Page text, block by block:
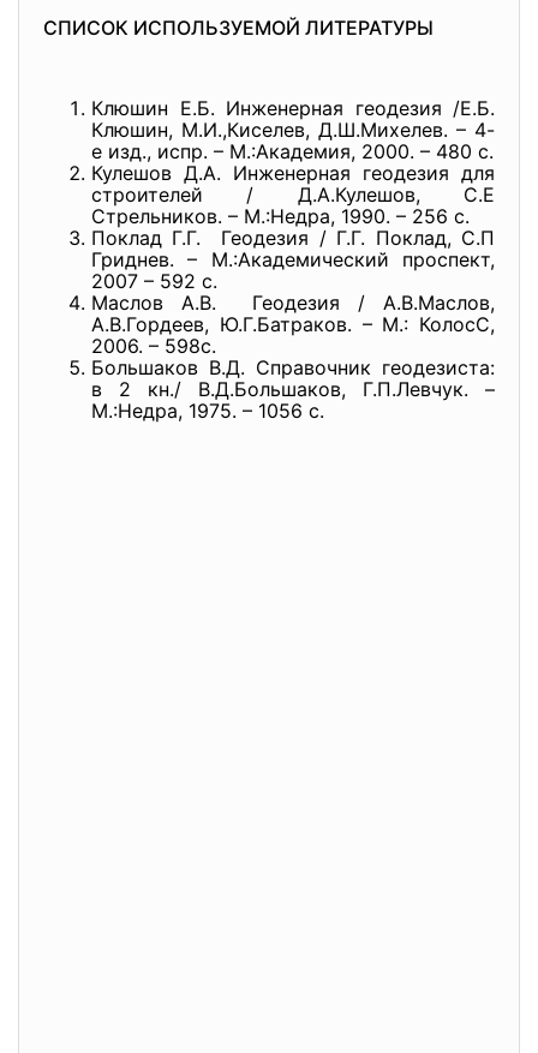
СПИСОК ИСПОЛЬЗУЕМОЙ ЛИТЕРАТУРЫ
Клюшин Е.Б. Инженерная геодезия /Е.Б.
Клюшин, М.И.,Киселев, Д.Ш.Михелев. – 4-
е изд., испр. – М.:Академия, 2000. – 480 с.
Кулешов Д.А. Инженерная геодезия для
строителей / Д.А.Кулешов, С.Е
Стрельников. – М.:Недра, 1990. – 256 с.
Поклад Г.Г. Геодезия / Г.Г. Поклад, С.П
Гриднев. – М.:Академический проспект,
2007 – 592 с.
Маслов А.В. Геодезия / А.В.Маслов,
А.В.Гордеев, Ю.Г.Батраков. – М.: КолосС,
2006. – 598с.
Большаков В.Д. Справочник геодезиста:
в 2 кн./ В.Д.Большаков, Г.П.Левчук. –
М.:Недра, 1975. – 1056 с.